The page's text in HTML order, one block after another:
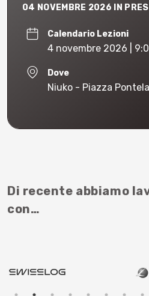
04 NOVEMBRE 2026 IN
Calendario Lezioni
4 novembre 2026 |
Dove
Niuko - Piazza
Di recente abbiamo
con…